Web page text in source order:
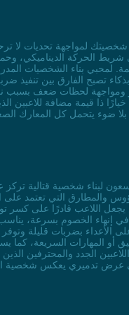
الحركة الديناميكي،
لمحبي بناء الشخصيات
ومواجهة لحظات ضعف بسبب
بلا ضوء يتحمل كل
التي تعتمد على
يجعل اللاعب قادرًا على
إنهاء الخصوم بسرعة،
أو المهارات السريعة، كما
الجدد والمحترفين